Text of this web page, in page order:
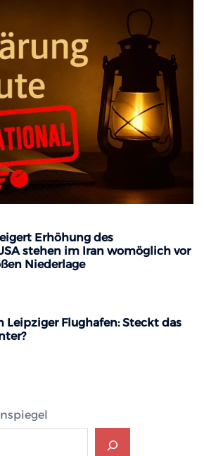
Erhöhung des
stehen im Iran womöglich vor
Niederlage
Leipziger Flughafen: Steckt das